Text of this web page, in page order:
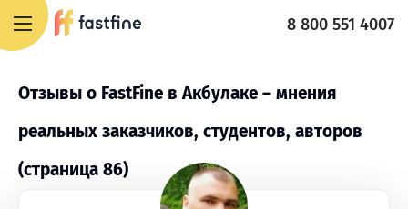
8 800 551 4007
Отзывы о FastFine в Акбулаке – мнения
реальных заказчиков, студентов, авторов
(страница 86)